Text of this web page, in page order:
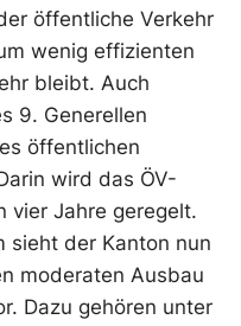
öffentliche Verkehr
wenig effizienten
bleibt. Auch
9. Generellen
öffentlichen
wird das ÖV-
vier Jahre geregelt.
sieht der Kanton nun
moderaten Ausbau
Dazu gehören unter